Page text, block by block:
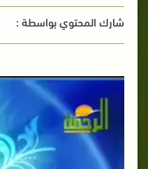
شارك المحتوي بواسطة :